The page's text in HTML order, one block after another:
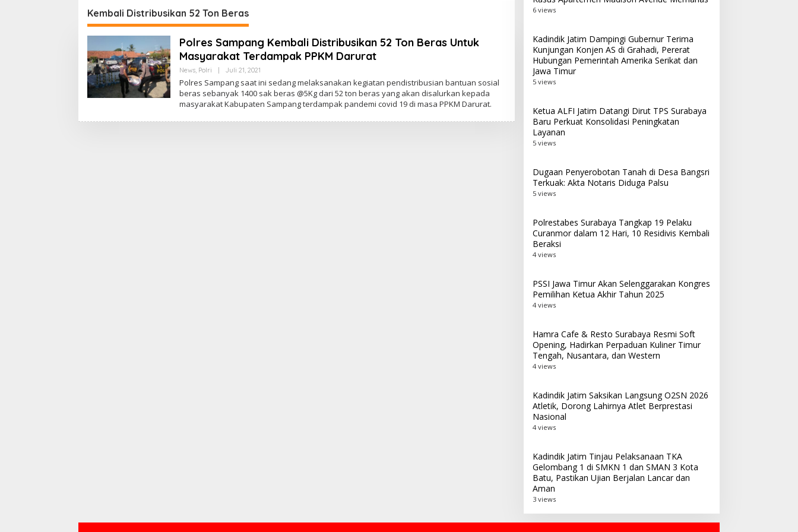
Bekasi
Kembali Distribusikan 52 Ton Beras
Polres Sampang Kembali Distribusikan 52 Ton Beras Untuk
Masyarakat Terdampak PPKM Darurat
News, Polri Juli 21, 2021
E
H
A
J
Polres Sampang saat ini sedang melaksanakan kegiatan pendistribusian bantuan sosial
beras sebanyak 1400 sak beras @5Kg dari 52 ton beras yang akan disalurkan kepada
masyarakat Kabupaten Sampang terdampak pandemi covid 19 di masa PPKM Darurat.
6 views
Kadindik Jatim Dampingi Gubernur Terima
Kunjungan Konjen AS di Grahadi, Pererat
Hubungan Pemerintah Amerika Serikat dan
Jawa Timur
5 views
Ketua ALFI Jatim Datangi Dirut TPS Surabaya
Baru Perkuat Konsolidasi Peningkatan
Layanan
5 views
Dugaan Penyerobotan Tanah di Desa Bangsri
Terkuak: Akta Notaris Diduga Palsu
5 views
Polrestabes Surabaya Tangkap 19 Pelaku
Curanmor dalam 12 Hari, 10 Residivis Kembali
Beraksi
4 views
PSSI Jawa Timur Akan Selenggarakan Kongres
Pemilihan Ketua Akhir Tahun 2025
4 views
Hamra Cafe & Resto Surabaya Resmi Soft
Opening, Hadirkan Perpaduan Kuliner Timur
Tengah, Nusantara, dan Western
4 views
Kadindik Jatim Saksikan Langsung O2SN 2026
Atletik, Dorong Lahirnya Atlet Berprestasi
Nasional
4 views
Kadindik Jatim Tinjau Pelaksanaan TKA
Gelombang 1 di SMKN 1 dan SMAN 3 Kota
Batu, Pastikan Ujian Berjalan Lancar dan
Aman
3 views